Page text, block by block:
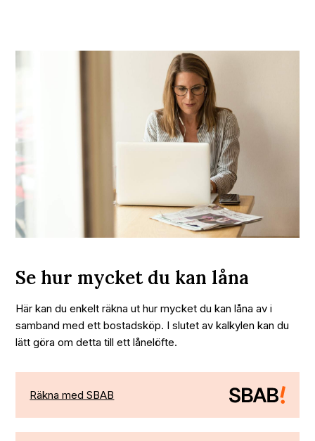
Se hur mycket du kan låna
Här kan du enkelt räkna ut hur mycket du kan låna av i
samband med ett bostadsköp. I slutet av kalkylen kan du
lätt göra om detta till ett lånelöfte.
Räkna med SBAB